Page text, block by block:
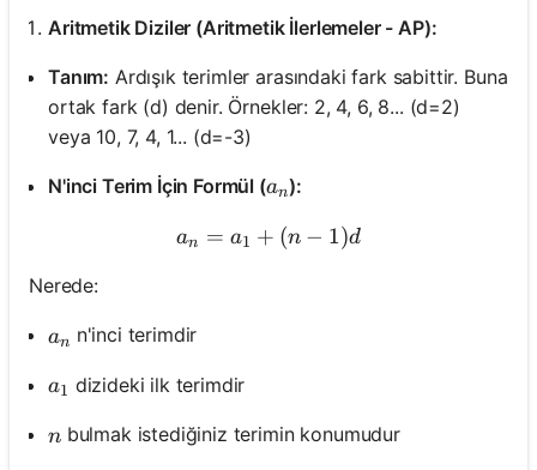
Aritmetik Diziler (Aritmetik İlerlemeler - AP):
Tanım: Ardışık terimler arasındaki fark sabittir. Buna
ortak fark (d) denir. Örnekler: 2, 4, 6, 8... (d=2)
veya 10, 7, 4, 1... (d=-3)
N'inci Terim İçin Formül (a_n
an):
a_n = a_1 + (n - 1)d
an = a1 + (n − 1)d
Nerede:
a_n
an n'inci terimdir
a_1
a1 dizideki ilk terimdir
n
nbulmak istediğiniz terimin konumudur